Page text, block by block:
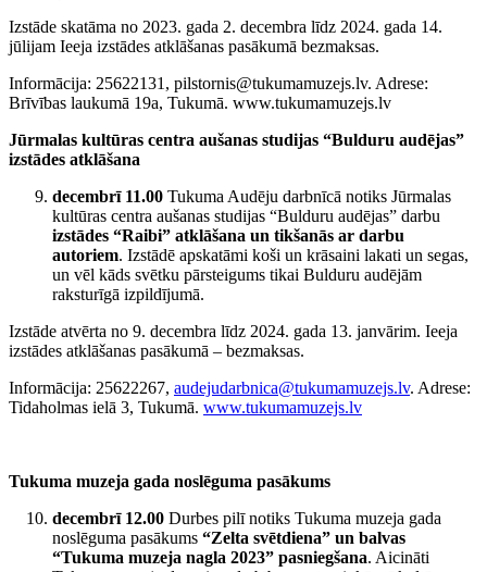
Izstāde skatāma no 2023. gada 2. decembra līdz 2024. gada 14.
jūlijam Ieeja izstādes atklāšanas pasākumā bezmaksas.
Informācija: 25622131, pilstornis@tukumamuzejs.lv. Adrese:
Brīvības laukumā 19a, Tukumā. www.tukumamuzejs.lv
Jūrmalas kultūras centra aušanas studijas “Bulduru audējas”
izstādes atklāšana
decembrī 11.00 Tukuma Audēju darbnīcā notiks Jūrmalas
kultūras centra aušanas studijas “Bulduru audējas” darbu
izstādes “Raibi” atklāšana un tikšanās ar darbu
autoriem. Izstādē apskatāmi koši un krāsaini lakati un segas,
un vēl kāds svētku pārsteigums tikai Bulduru audējām
raksturīgā izpildījumā.
Izstāde atvērta no 9. decembra līdz 2024. gada 13. janvārim. Ieeja
izstādes atklāšanas pasākumā – bezmaksas.
Informācija: 25622267, audejudarbnica@tukumamuzejs.lv. Adrese:
Tidaholmas ielā 3, Tukumā. www.tukumamuzejs.lv
Tukuma muzeja gada noslēguma pasākums
decembrī 12.00 Durbes pilī notiks Tukuma muzeja gada
noslēguma pasākums “Zelta svētdiena” un balvas
“Tukuma muzeja nagla 2023” pasniegšana. Aicināti